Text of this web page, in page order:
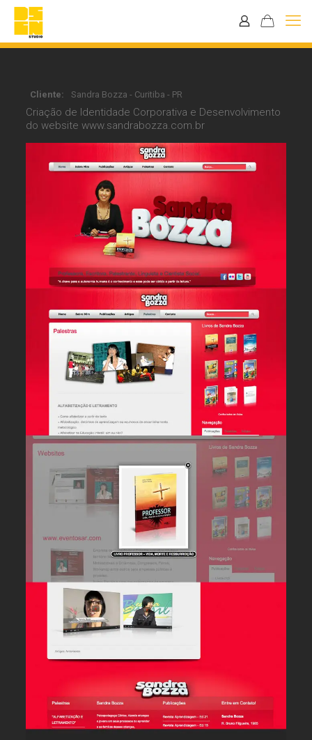
Cliente: Sandra Bozza - Curitiba - PR
Criação de Identidade Corporativa e Desenvolvimento
do website www.sandrabozza.com.br